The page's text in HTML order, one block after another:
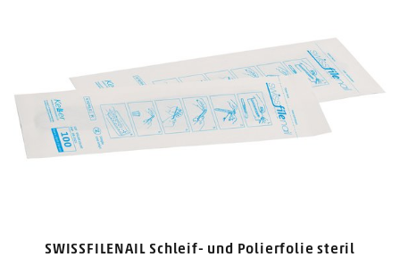
SWISSFILENAIL Schleif- und Polierfolie steril